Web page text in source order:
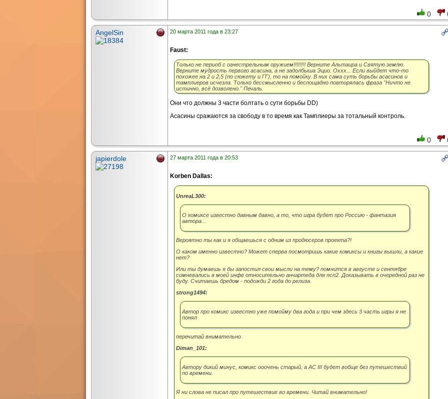
0
AngelSin 20 марта 2011 года в 23:27
Faust:
Только не периоб с огнестрельным оружием!!!!!!!! Верните Альтаира и Святую землю.
Верните мудрость первого асасина, а не задолбыша Эцио. Оххх... Если выйдет что-то
похожее на 2 и 2,5 (по сюжету и ГГ), то на помойку. В них сама суть борьбы асасинов и
тамплиеров исчезла. Только бессмысленно и беспощадно повторялась фраза "Ничто не
истинно, всё дозволено." Печаль.
Они что должны 3 части болтать о сути борьбы DD)
Асасины сражаются за свободу в то время как Тамплиеры за тотальный контроль.
0
japierdole 27 марта 2011 года в 20:53
Korben Dallas:
UnreaL300:
О комиксе известно давным давно, а то, что игра будет про Россию - фантазия
автора...
Вероятно ты как и я общаешься с одним из продюсеров проекта?!
О каком именно известно? Может сперва посмотришь какие комиксы и книгы вышли, а какие
нет?
Или ты думаешь я бы запостил свои мысли на тему? помнится в августе и сентябре
сомневались в моей инфе относительно анчартеда для псп2. Доказывать в очередной раз не
буду. Считаешь бредом - подожди 2 года до релиза.
strong1494:
Автор про комикс известно уже помойму два года и при чем здесь 3 часть игры я не
понял
перечитай внимательно
Diman_101:
Автору дикий минус, комикс ооочень старый, а AC III будет вобще без путешествий
по времени.
Я ни слова не писал про путешествие во времени. Читай внимательно!